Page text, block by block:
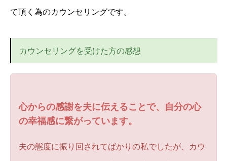
て頂く為のカウンセリングです。
カウンセリングを受けた方の感想
心からの感謝を夫に伝えることで、自分の心
の幸福感に繋がっています。
夫の態度に振り回されてばかりの私でしたが、カウ